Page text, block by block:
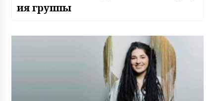
ия группы